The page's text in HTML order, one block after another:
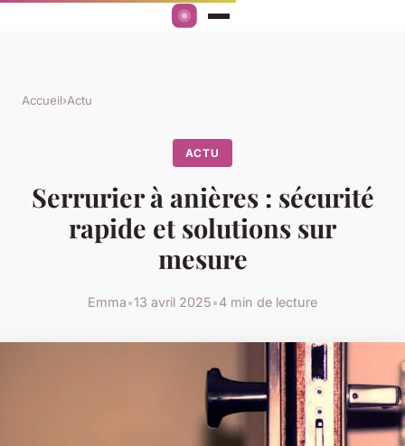
Accueil›Actu
ACTU
Serrurier à anières : sécurité
rapide et solutions sur
mesure
Emma•13 avril 2025•4 min de lecture